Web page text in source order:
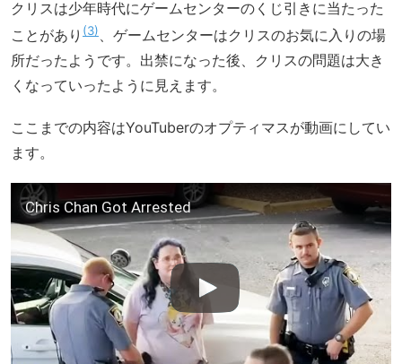
クリスは少年時代にゲームセンターのくじ引きに当たった
ことがあり
3 、ゲームセンターはクリスのお気に入りの場
所だったようです。出禁になった後、クリスの問題は大き
くなっていったように見えます。
ここまでの内容はYouTuberのオプティマスが動画にしてい
ます。
Chris Chan Got Arrested